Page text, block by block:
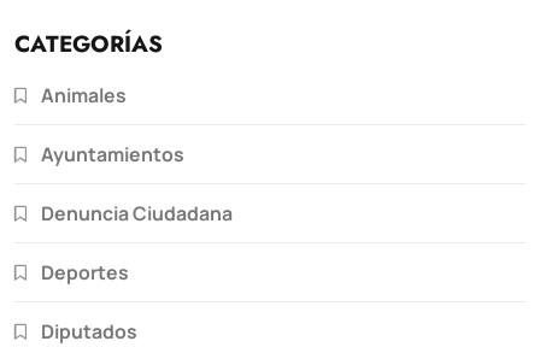
CATEGORÍAS
Animales
Ayuntamientos
Denuncia Ciudadana
Deportes
Diputados